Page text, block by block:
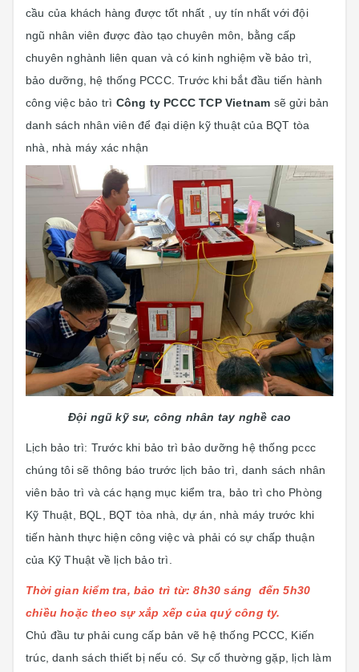
cầu của khách hàng được tốt nhất , uy tín nhất với đội
ngũ nhân viên được đào tạo chuyên môn, bằng cấp
chuyên nghành liên quan và có kinh nghiệm về bảo trì,
bảo dưỡng, hệ thống PCCC. Trước khi bắt đầu tiến hành
công việc bảo trì Công ty PCCC TCP Vietnam sẽ gửi bản
danh sách nhân viên để đại diện kỹ thuật của BQT tòa
nhà, nhà máy xác nhận
Đội ngũ kỹ sư, công nhân tay nghề cao
Lịch bảo trì: Trước khi bảo trì bảo dưỡng hệ thống pccc
chúng tôi sẽ thông báo trước lịch bảo trì, danh sách nhân
viên bảo trì và các hạng mục kiểm tra, bảo trì cho Phòng
Kỹ Thuật, BQL, BQT tòa nhà, dự án, nhà máy trước khi
tiến hành thực hiện công việc và phải có sự chấp thuận
của Kỹ Thuật về lịch bảo trì.
Thời gian kiểm tra, bảo trì từ: 8h30 sáng đến 5h30
chiều hoặc theo sự xắp xếp của quý công ty.
Chủ đầu tư phải cung cấp bản vẽ hệ thống PCCC, Kiến
trúc, danh sách thiết bị nếu có. Sự cố thường gặp, lịch làm